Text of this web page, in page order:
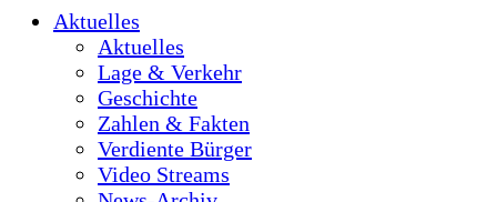
Aktuelles
Aktuelles
Lage & Verkehr
Geschichte
Zahlen & Fakten
Verdiente Bürger
Video Streams